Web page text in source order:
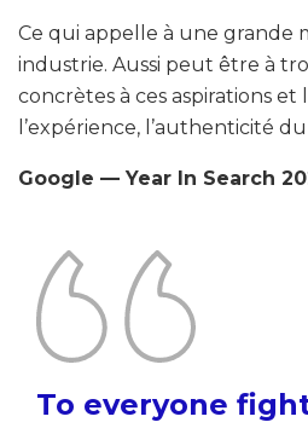
Ce qui appelle à une grande
industrie. Aussi peut être à
concrètes à ces aspirations et
l’expérience, l’authenticité
Google — Year In Search
To everyone